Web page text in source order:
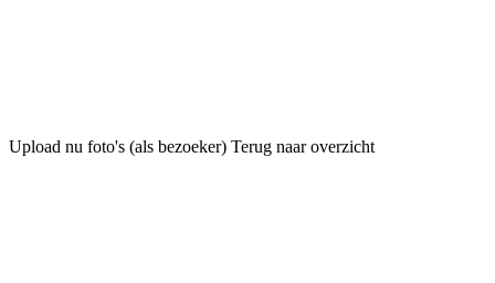
Upload nu foto's (als bezoeker) Terug naar overzicht